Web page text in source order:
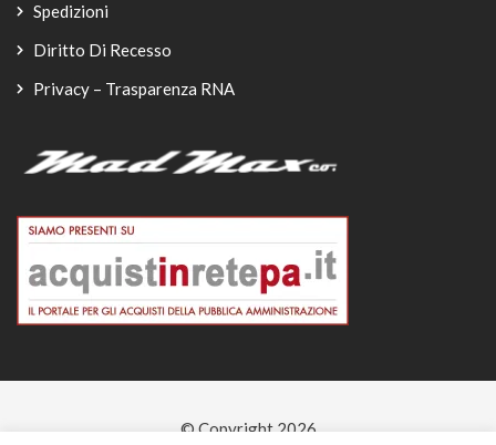
Spedizioni
Diritto Di Recesso
Privacy – Trasparenza RNA
© Copyright 2026